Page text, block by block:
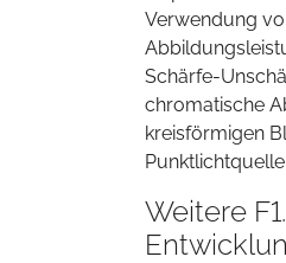
Verwendung
Schärfe-
chromatische
kreisförmigen
Weitere